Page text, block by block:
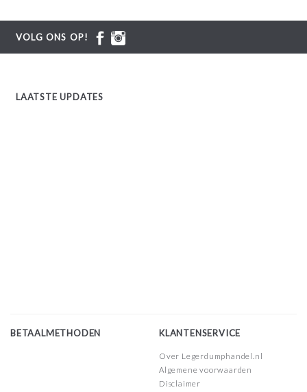
VOLG ONS OP!
LAATSTE UPDATES
BETAALMETHODEN KLANTENSERVICE
Over Legerdumphandel.nl
Algemene voorwaarden
Disclaimer